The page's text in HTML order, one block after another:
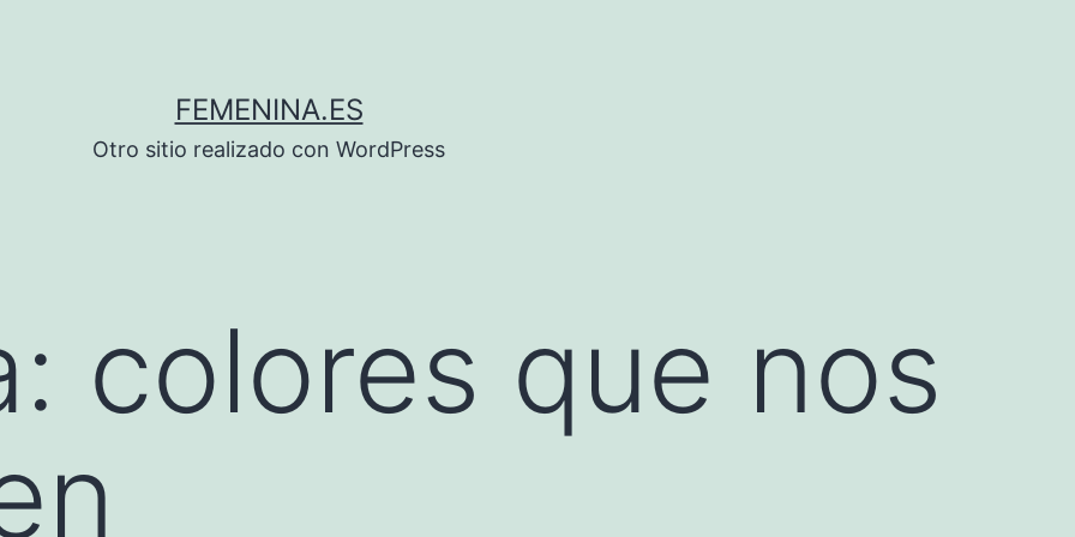
FEMENINA.ES
Otro sitio realizado con WordPress
colores que nos